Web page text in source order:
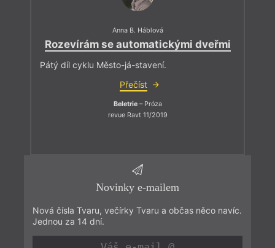
Anna B. Háblová
Rozevírám se automatickými dveřmi
Pátý díl cyklu Město-já-stavení.
Přečíst
Beletrie– Próza
revue Ravt 11/2019
Novinky e-mailem
Nová čísla Tvaru, večírky Tvaru a občas něco navíc.
Jednou za 14 dní.